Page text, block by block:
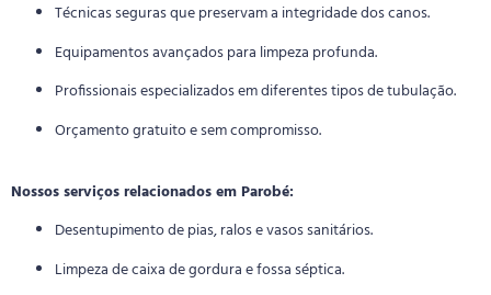
Técnicas seguras que preservam a integridade dos canos.
Equipamentos avançados para limpeza profunda.
Profissionais especializados em diferentes tipos de tubulação.
Orçamento gratuito e sem compromisso.
Nossos serviços relacionados em Parobé:
Desentupimento de pias, ralos e vasos sanitários.
Limpeza de caixa de gordura e fossa séptica.